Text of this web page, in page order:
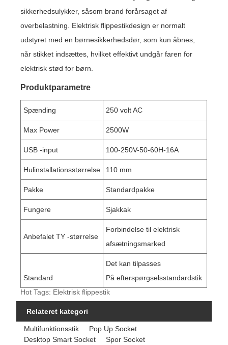
sikkerhedsulykker, såsom brand forårsaget af
overbelastning. Elektrisk flippestikdesign er normalt
udstyret med en børnesikkerhedsdør, som kun åbnes,
når stikket indsættes, hvilket effektivt undgår faren for
elektrisk stød for børn.
Produktparametre
Spænding 250 volt AC
Max Power 2500W
USB -input 100-250V-50-60H-16A
Hulinstallationsstørrelse 110 mm
Pakke Standardpakke
Fungere Sjakkak
Anbefalet TY -størrelse
Forbindelse til elektrisk
afsætningsmarked
Standard
Det kan tilpasses
På efterspørgselsstandardstik
Hot Tags: Elektrisk flippestik
Relateret kategori
Multifunktionsstik
Pop Up Socket
Desktop Smart Socket
Spor Socket